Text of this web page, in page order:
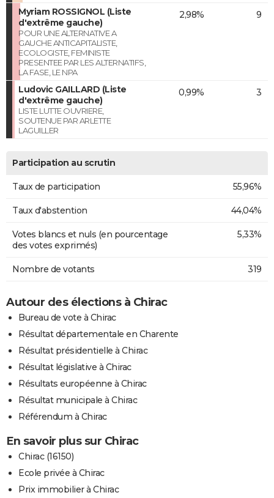
Myriam ROSSIGNOL (Liste
d'extrême gauche)
POUR UNE ALTERNATIVE A
GAUCHE ANTICAPITALISTE,
ECOLOGISTE, FEMINISTE
PRESENTEE PAR LES ALTERNATIFS,
LA FASE, LE NPA
2,98% 9
Ludovic GAILLARD (Liste
d'extrême gauche)
LISTE LUTTE OUVRIERE,
SOUTENUE PAR ARLETTE
LAGUILLER
0,99% 3
Participation au scrutin
Taux de participation 55,96%
Taux d'abstention 44,04%
Votes blancs et nuls (en pourcentage
des votes exprimés)
5,33%
Nombre de votants 319
Autour des élections à Chirac
Bureau de vote à Chirac
Résultat départementale en Charente
Résultat présidentielle à Chirac
Résultat législative à Chirac
Résultats européenne à Chirac
Résultat municipale à Chirac
Référendum à Chirac
En savoir plus sur Chirac
Chirac (16150)
Ecole privée à Chirac
Prix immobilier à Chirac